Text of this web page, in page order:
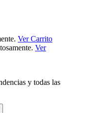
Ver Carrito
Ver
y todas las